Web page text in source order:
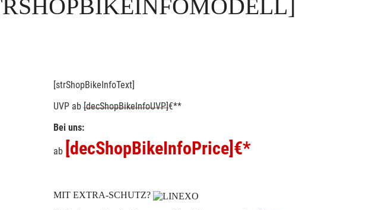
[strShopBikeInfoText]
UVP ab [decShopBikeInfoUVP]€**
Bei uns:
ab [decShopBikeInfoPrice] €*
MIT EXTRA-SCHUTZ?